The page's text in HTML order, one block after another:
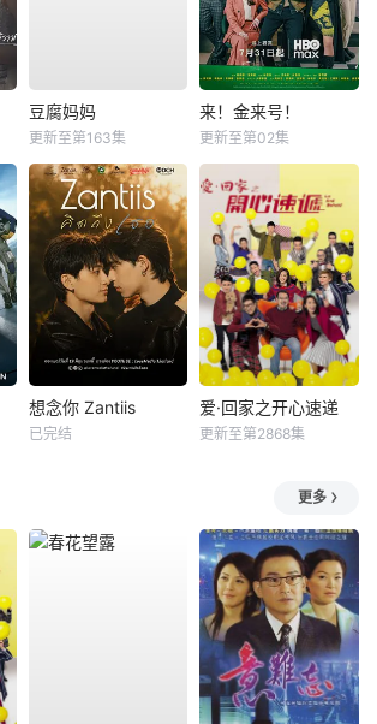
豆腐妈妈
更新至第163集
来！金来号！
更新至第02集
想念你 Zantiis
已完结
爱·回家之开心速递
更新至第2868集
更多